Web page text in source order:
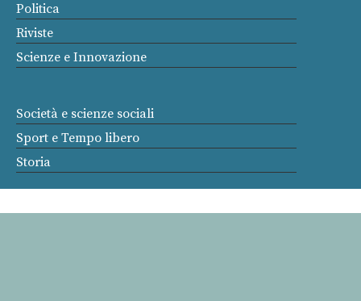
Politica
Riviste
Scienze e Innovazione
Società e scienze sociali
Sport e Tempo libero
Storia